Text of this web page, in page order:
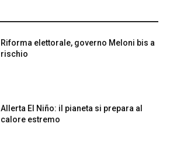
Riforma elettorale, governo Meloni bis a
rischio
Allerta El Niño: il pianeta si prepara al
calore estremo